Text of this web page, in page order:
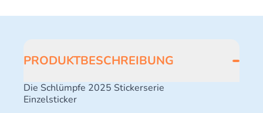
PRODUKTBESCHREIBUNG
Die Schlümpfe 2025 Stickerserie
Einzelsticker